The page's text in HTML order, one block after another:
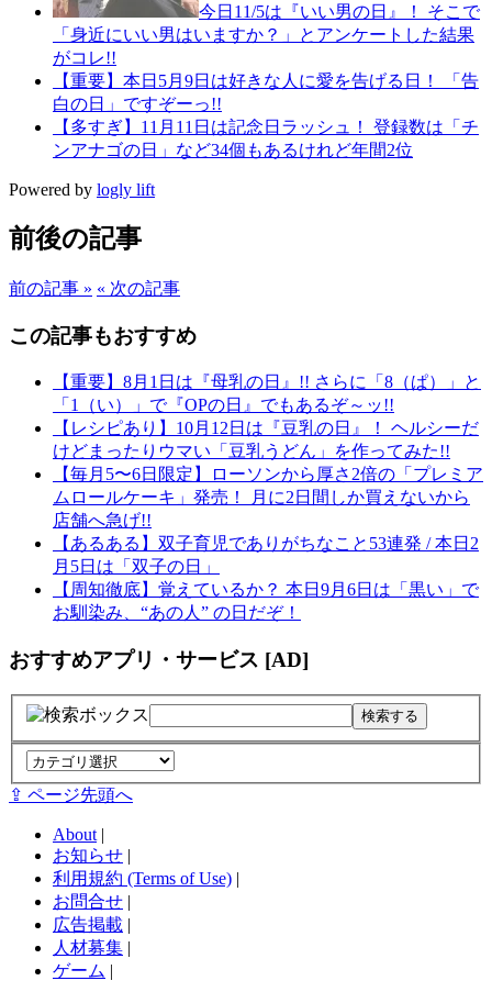
今日11/5は『いい男の日』！ そこで
「身近にいい男はいますか？」とアンケートした結果
がコレ!!
【重要】本日5月9日は好きな人に愛を告げる日！ 「告
白の日」ですぞーっ!!
【多すぎ】11月11日は記念日ラッシュ！ 登録数は「チ
ンアナゴの日」など34個もあるけれど年間2位
Powered by logly lift
前後の記事
前の記事 » « 次の記事
この記事もおすすめ
【重要】8月1日は『母乳の日』!! さらに「8（ぱ）」と
「1（い）」で『OPの日』でもあるぞ～ッ!!
【レシピあり】10月12日は『豆乳の日』！ ヘルシーだ
けどまったりウマい「豆乳うどん」を作ってみた!!
【毎月5〜6日限定】ローソンから厚さ2倍の「プレミア
ムロールケーキ」発売！ 月に2日間しか買えないから
店舗へ急げ!!
【あるある】双子育児でありがちなこと53連発 / 本日2
月5日は「双子の日」
【周知徹底】覚えているか？ 本日9月6日は「黒い」で
お馴染み、“あの人” の日だぞ！
おすすめアプリ・サービス [AD]
⇪ ページ先頭へ
About|
お知らせ |
利用規約 (Terms of Use) |
お問合せ |
広告掲載 |
人材募集 |
ゲーム |